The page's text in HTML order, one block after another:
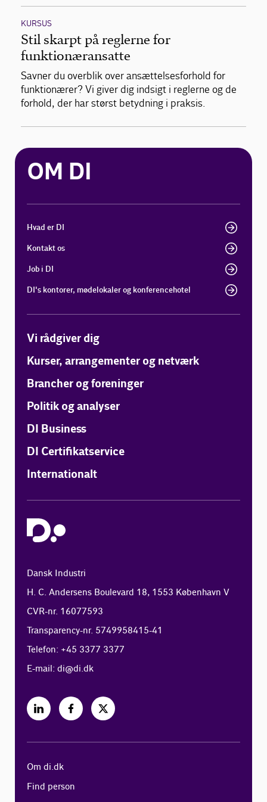
KURSUS
Stil skarpt på reglerne for
funktionæransatte
Savner du overblik over ansættelsesforhold for
funktionærer? Vi giver dig indsigt i reglerne og de
forhold, der har størst betydning i praksis.
OM DI
Hvad er DI
Kontakt os
Job i DI
DI's kontorer, mødelokaler og konferencehotel
Vi rådgiver dig
Kurser, arrangementer og netværk
Brancher og foreninger
Politik og analyser
DI Business
DI Certifikatservice
Internationalt
Dansk Industri
H. C. Andersens Boulevard 18, 1553 København V
CVR-nr. 16077593
Transparency-nr. 5749958415-41
Telefon: +45 3377 3377
E-mail:di@di.dk
Om di.dk
Find person